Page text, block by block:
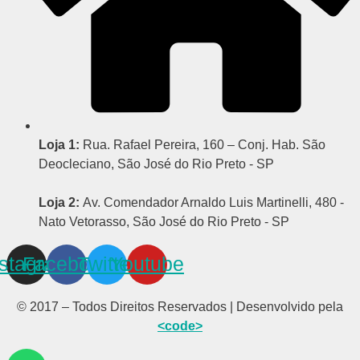
Loja 1: Rua. Rafael Pereira, 160 – Conj. Hab. São
Deocleciano, São José do Rio Preto - SP
Loja 2: Av. Comendador Arnaldo Luis Martinelli, 480 -
Nato Vetorasso, São José do Rio Preto - SP
Facebook
TwitterYoutube
© 2017 – Todos Direitos Reservados | Desenvolvido pela
<code>